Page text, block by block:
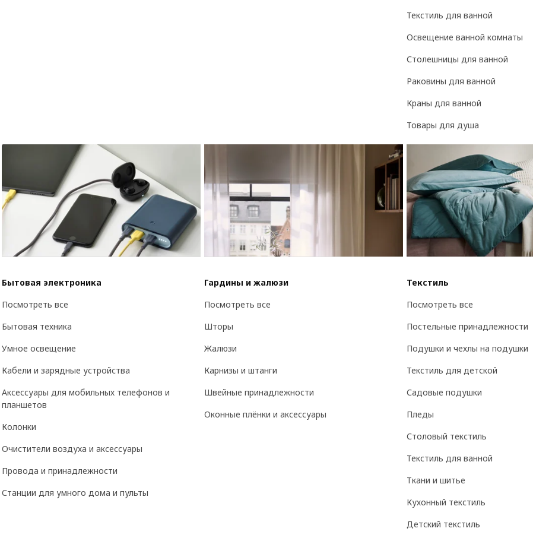
Текстиль для ванной
Освещение ванной комнаты
Столешницы для ванной
Раковины для ванной
Краны для ванной
Товары для душа
Бытовая электроника
Посмотреть все
Бытовая техника
Умное освещение
Кабели и зарядные устройства
Аксессуары для мобильных телефонов и
планшетов
Колонки
Очистители воздуха и аксессуары
Провода и принадлежности
Станции для умного дома и пульты
Гардины и жалюзи
Посмотреть все
Шторы
Жалюзи
Карнизы и штанги
Швейные принадлежности
Оконные плёнки и аксессуары
Текстиль
Посмотреть все
Постельные принадлежности
Подушки и чехлы на подушки
Текстиль для детской
Садовые подушки
Пледы
Столовый текстиль
Текстиль для ванной
Ткани и шитье
Кухонный текстиль
Детский текстиль